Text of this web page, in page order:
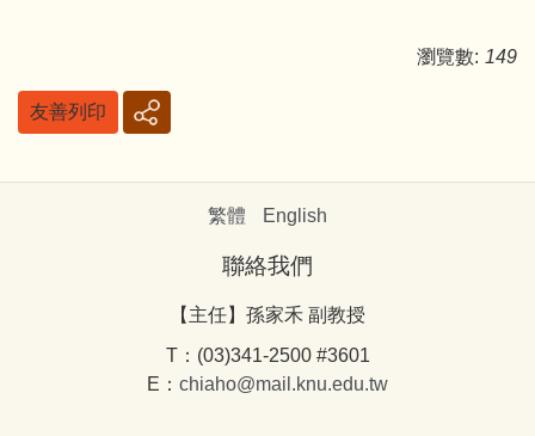
瀏覽數: 149
友善列印
繁體 English
聯絡我們
【主任】孫家禾 副教授
T：(03)341-2500 #3601
E： chiaho@mail.knu.edu.tw